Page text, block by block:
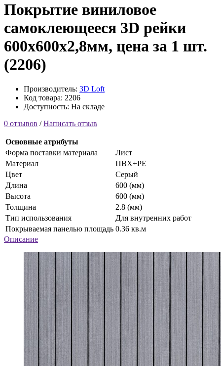
Покрытие виниловое
самоклеющееся 3D рейки
600х600х2,8мм, цена за 1 шт.
(2206)
Производитель: 3D Loft
Код товара: 2206
Доступность: На складе
0 отзывов /Написать отзыв
Основные атрибуты
Форма поставки материала
Лист
Материал
ПВХ+РЕ
Цвет
Серый
Длина
600 (мм)
Высота
600 (мм)
Толщина
2.8 (мм)
Тип использования
Для внутренних работ
Покрываемая панелью площадь 0.36 кв.м
Описание